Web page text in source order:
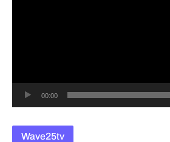
00:00
Wave25tv